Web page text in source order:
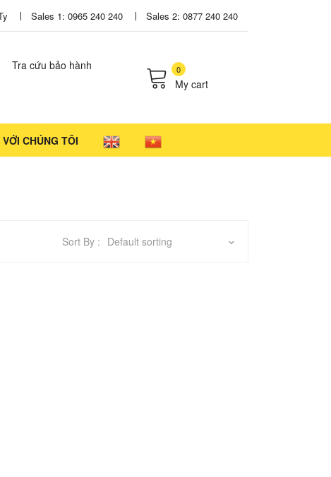
Sales 1: 0965 240 240 Sales 2: 0877 240 240
Tra cứu bảo hành 0
My cart
CHÚNG TÔI
Sort By : Default sorting